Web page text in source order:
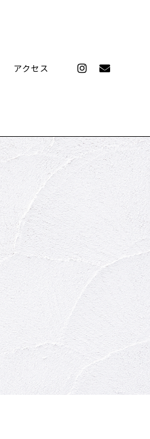
アクセス